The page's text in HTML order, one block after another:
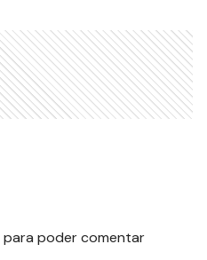
para poder comentar